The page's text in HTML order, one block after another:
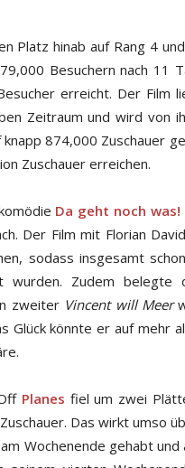
Platz hinab auf Rang 4
Besuchern nach 11
erreicht. Der Film
Zeitraum und wird von
knapp 874,000 Zuschauer
Zuschauer erreichen.
Da geht noch was!
Der Film mit Florian
sodass insgesamt
wurden. Zudem
zweiter Vincent will Meer
Glück könnte er auf mehr
Planes fiel um zwei
Das wirkt umso
Wochenende gehabt